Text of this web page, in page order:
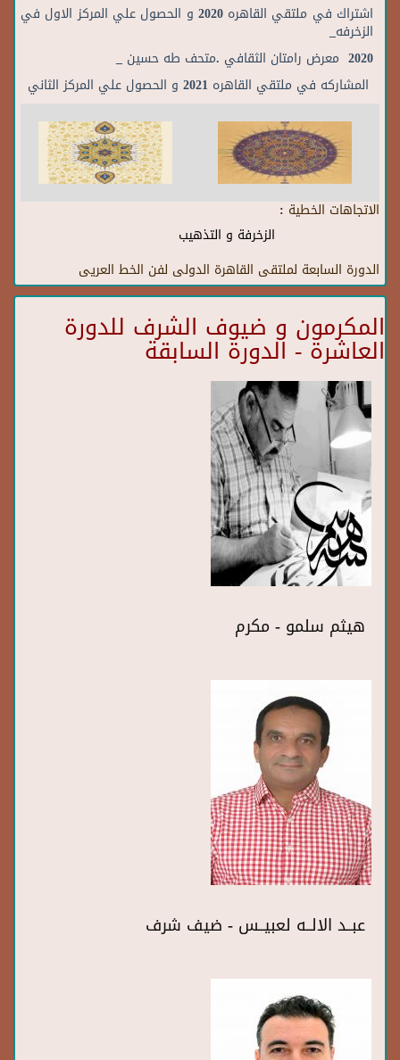
اشتراك في ملتقي القاهره 2020 و الحصول علي المركز الاول في
الزخرفه_
2020 معرض رامتان الثقافي .متحف طه حسين _
المشاركه في ملتقي القاهره 2021 و الحصول علي المركز الثاني
الاتجاهات الخطية :
الزخرفة و التذهيب
الدورة السابعة لملتقى القاهرة الدولى لفن الخط العريى
المكرمون و ضيوف الشرف للدورة
العاشرة - الدورة السابقة
هيثم سلمو - مكرم
عبــد الالــه لعبيــس - ضيف شرف